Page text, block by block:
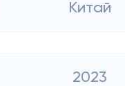
Китай
2023